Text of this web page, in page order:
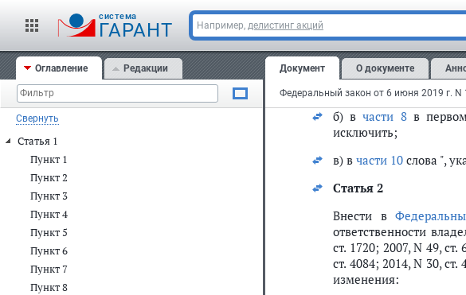
cистема
ГАРАНТ Например, делистинг акций
Оглавление Редакции
Свернуть
Статья 1
Пункт 1
Пункт 2
Пункт 3
Пункт 4
Пункт 5
Пункт 6
Пункт 7
Пункт 8
Документ О документе
Надзор за
Российской
21) встатье 32:
а) вчасти 6слова ",
б) вчасти 8в первом
исключить;
в) в части 10 слова ",
Статья 2
Внести в
ответственности
ст. 1720; 2007, N 49,
ст. 4084; 2014, N 30,
изменения: